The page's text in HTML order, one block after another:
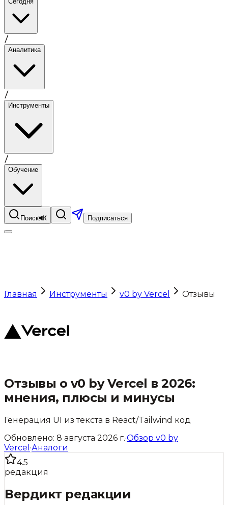
/
Аналитика
/
Инструменты
/
Обучение
Поиск⌘K Подписаться
Главная Инструменты v0 by Vercel Отзывы
Отзывы о v0 by Vercel в 2026:
мнения, плюсы и минусы
Генерация UI из текста в React/Tailwind код
Обновлено: 8 августа 2026 г.·Обзор v0 by
Vercel ·Аналоги
4.5
редакция
Вердикт редакции